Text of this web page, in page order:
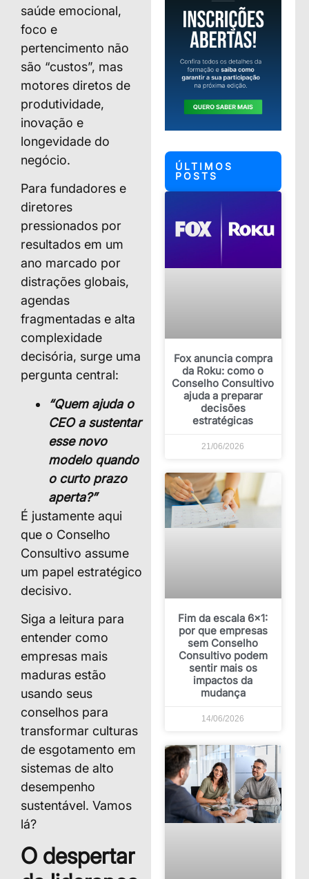
saúde emocional,
foco e
pertencimento não
são “custos”, mas
motores diretos de
produtividade,
inovação e
longevidade do
negócio.
Para fundadores e
diretores
pressionados por
resultados em um
ano marcado por
distrações globais,
agendas
fragmentadas e alta
complexidade
decisória, surge uma
pergunta central:
“Quem ajuda o
CEO a sustentar
esse novo
modelo quando
o curto prazo
aperta?”
É justamente aqui
que o Conselho
Consultivo assume
um papel estratégico
decisivo.
Siga a leitura para
entender como
empresas mais
maduras estão
usando seus
conselhos para
transformar culturas
de esgotamento em
sistemas de alto
desempenho
sustentável. Vamos
lá?
O despertar
ÚLTIMOS
POSTS
Fox anuncia compra
da Roku: como o
Conselho Consultivo
ajuda a preparar
decisões
estratégicas
21/06/2026
Fim da escala 6×1:
por que empresas
sem Conselho
Consultivo podem
sentir mais os
impactos da
mudança
14/06/2026